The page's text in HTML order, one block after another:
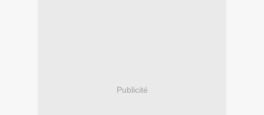
Publicité